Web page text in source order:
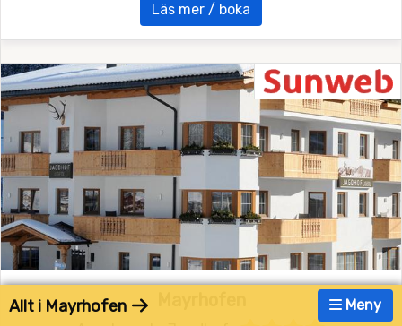
Läs mer / boka
Meny
Allt i Mayrhofen